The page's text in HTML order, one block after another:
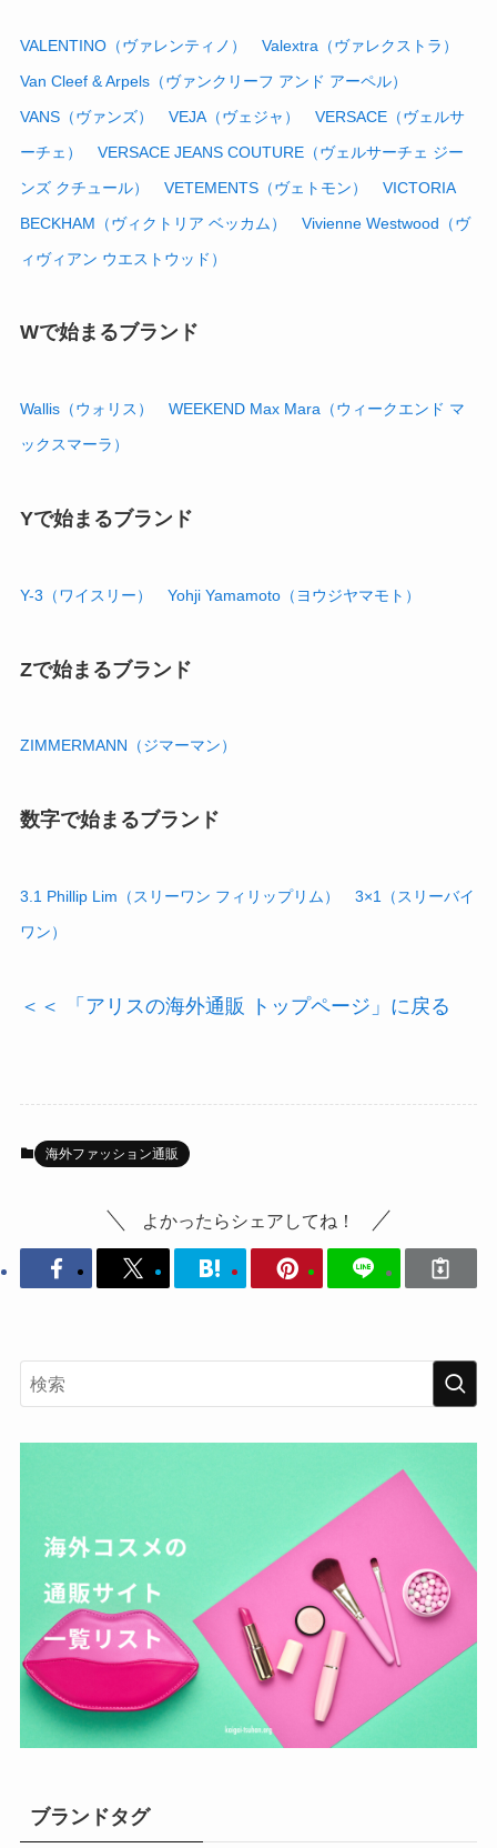
VALENTINO（ヴァレンティノ）
Valextra（ヴァレクストラ）
Van Cleef & Arpels（ヴァンクリーフ アンド アーペル）
VANS（ヴァンズ）
VEJA（ヴェジャ）
VERSACE（ヴェルサ
ーチェ）
VERSACE JEANS COUTURE（ヴェルサーチェ ジー
ンズ クチュール）
VETEMENTS（ヴェトモン）
VICTORIA
BECKHAM（ヴィクトリア ベッカム）
Vivienne Westwood（ヴ
ィヴィアン ウエストウッド）
Wで始まるブランド
Wallis（ウォリス）
WEEKEND Max Mara（ウィークエンド マ
ックスマーラ）
Yで始まるブランド
Y-3（ワイスリー） Yohji Yamamoto（ヨウジヤマモト）
Zで始まるブランド
ZIMMERMANN（ジマーマン）
数字で始まるブランド
3.1 Phillip Lim（スリーワン フィリップリム）
3×1（スリーバイ
ワン）
＜＜ 「アリスの海外通販 トップページ」に戻る
海外ファッション通販
よかったらシェアしてね！
ブランドタグ